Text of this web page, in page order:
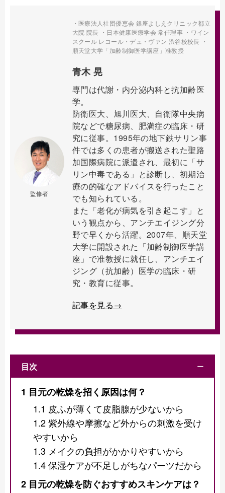
監修者
・医療法人社団優恵会 銀座よしえクリニック都立
大院 院長 ・日本健康医療学会 常任理事 ・ワイン
スクール レコール・デュ・ヴァン 渋谷校校長 ・
順天堂大学「加齢制御医学講座」准教授
青木 晃
専門は代謝・内分泌内科と抗加齢医
学。
防衛医大、旭川医大、自衛隊中央病
院などで糖尿病、肥満症の臨床・研
究に従事。1995年の地下鉄サリン事
件では多くの患者が搬送された聖路
加国際病院に派遣され、最初に「サ
リン中毒である」と診断し、初期治
療の的確なアドバイスを行ったこと
でも知られている。
また「老化が病気を引き起こす」と
いう観点から、アンチエイジング分
野で早くから活躍。2007年、順天堂
大学に開設された「加齢制御医学講
座」で准教授に就任し、アンチエイ
ジング（抗加齢）医学の臨床・研
究・教育に従事。
記事を見る→
目次 ー
1 目元の乾燥を招く原因は何？
1.1 皮ふが薄くて皮脂腺が少ないから
1.2紫外線や摩擦など外からの刺激を受け
やすいから
1.3 メイクの負担がかかりやすいから
1.4保湿ケアが不足しがちなパーツだから
2 目元の乾燥を防ぐおすすめスキンケアは？